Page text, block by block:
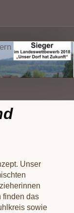
Unser
finden das
sowie